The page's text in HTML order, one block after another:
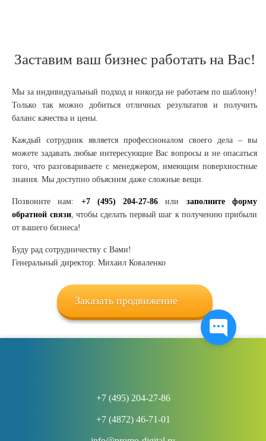
Заставим ваш бизнес работать на Вас!
Мы за индивидуальный подход и никогда не работаем по шаблону!
Только так можно добиться отличных результатов и получить
баланс качества и цены.
Каждый сотрудник является профессионалом своего дела – вы
можете задавать любые интересующие Вас вопросы и не опасаться
того, что разговариваете с менеджером, имеющим поверхностные
знания. Мы доступно объясним даже сложные вещи.
Позвоните нам: +7 (495) 204-27-86 или заполните форму
обратной связи, чтобы сделать первый шаг к получению прибыли
от вашего бизнеса!
Буду рад сотрудничеству с Вами!
Генеральный директор: Михаил Коваленко
Заказать продвижение
+7 (495) 204-27-86
+7 (4872) 46-71-01